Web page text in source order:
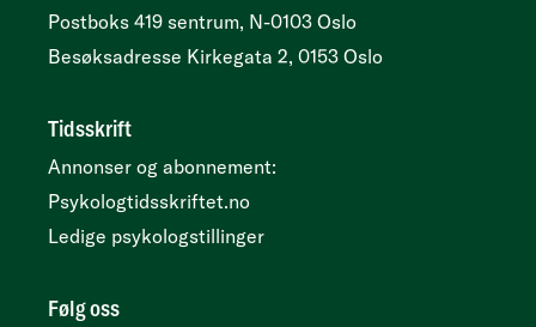
Postboks 419 sentrum, N-0103 Oslo
Besøksadresse Kirkegata 2, 0153 Oslo
Tidsskrift
Annonser og abonnement:
Psykologtidsskriftet.no
Ledige psykologstillinger
Følg oss